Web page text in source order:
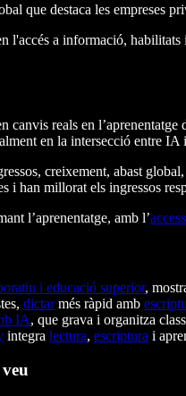
que destaca les empreses
l'accés a informació,
reals en
en la intersecció entre IA
creixement, abast
i han millorat els ingressos
l’aprenentatge, amb l’
i educació superior,
dictarmés ràpid amb
IA, que grava i organitza
integra lectura, escriptura i